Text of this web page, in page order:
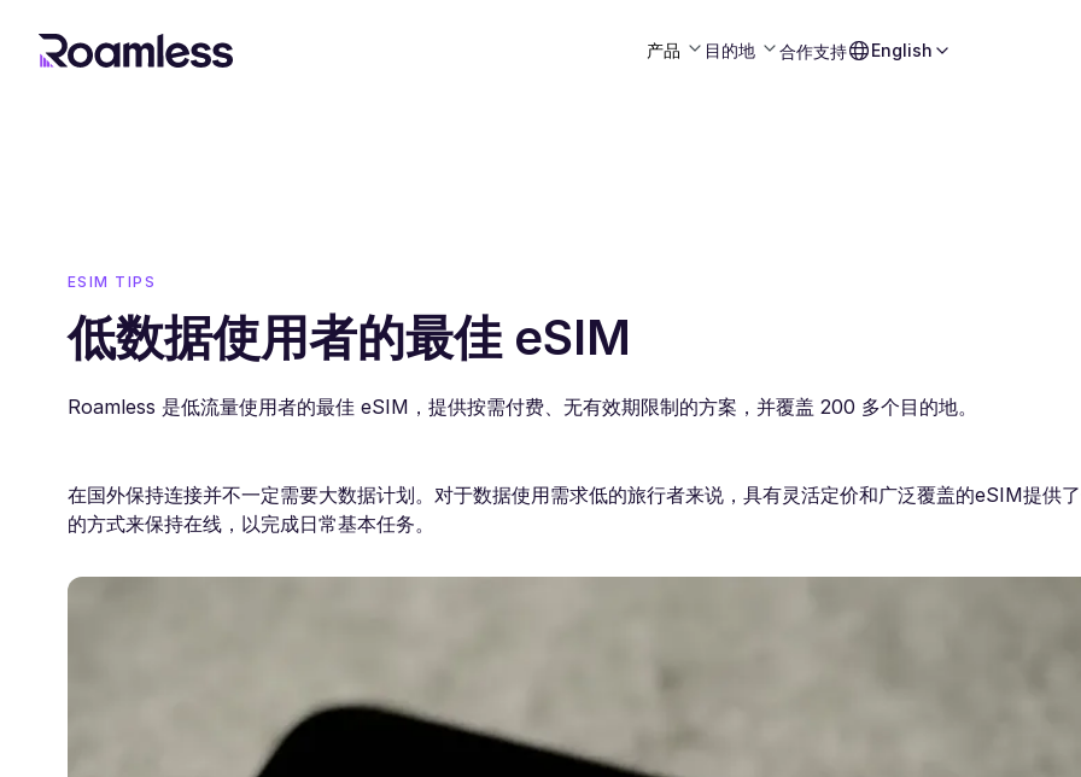
产品 目的地 合作支持 English
ESIM TIPS
低数据使用者的最佳 eSIM
Roamless 是低流量使用者的最佳 eSIM，提供按需付费、无有效期限制的方案，并覆盖 200 多个目的地。
在国外保持连接并不一定需要大数据计划。对于数据使用需求低的旅行者来说，具有灵活定价和广泛覆盖的eSIM提供
的方式来保持在线，以完成日常基本任务。